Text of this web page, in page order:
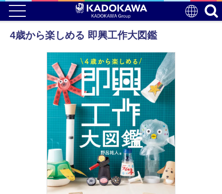
4歳から楽しめる 即興工作大図鑑